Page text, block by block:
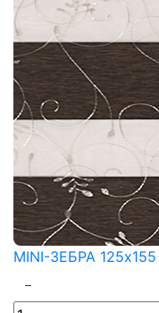
MINI-ЗЕБРА 125x155